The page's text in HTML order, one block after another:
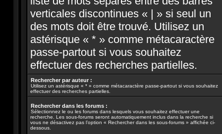
verticales discontinues « | » si seul un
des mots doit être trouvé. Utilisez un
astérisque « * » comme métacaractère
passe-partout si vous souhaitez
effectuer des recherches partielles.
Rechercher par auteur :
Utilisez un astérisque « * » comme métacaractère passe-partout si vous souhaitez
effectuer des recherches partielles.
Rechercher dans les forums :
Sélectionnez le ou les forums dans lesquels vous souhaitez effectuer une
recherche. Les sous-forums seront automatiquement inclus dans la recherche si
vous ne désactivez pas l’option « Rechercher dans les sous-forums » affichée ci-
dessous.